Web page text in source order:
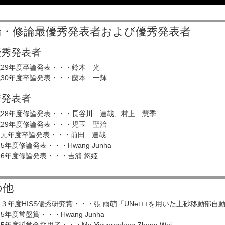
修論最優秀発表者および優秀発表者
発表者
年度卒論発表・・・鈴木 光
年度卒論発表・・・藤本 一輝
表者
年度修論発表・・・長谷川 達哉、村上 慧季
年度修論発表・・・児玉 聖治
年度卒論発表・・・前田 達哉
年度修論発表・・・Hwang Junha
年度修論発表・・・吉浦 悠姫
年度HISS優秀研究賞・・・張 雨萌「UNet++を用いた土砂移動部自
年度常盤賞・・・Hwang Junha